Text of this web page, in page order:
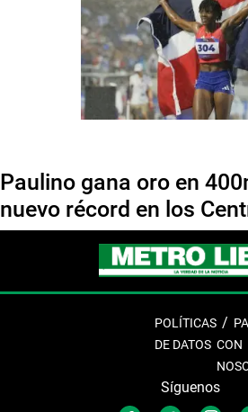
Paulino gana oro en
nuevo récord en los
POLÍTICAS
DE DATOS CON
Síguenos